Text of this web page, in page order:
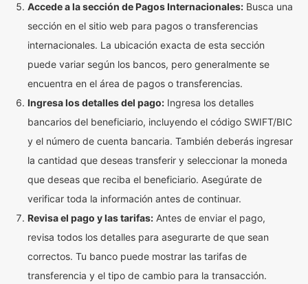
Accede a la sección de Pagos Internacionales: Busca una
sección en el sitio web para pagos o transferencias
internacionales. La ubicación exacta de esta sección
puede variar según los bancos, pero generalmente se
encuentra en el área de pagos o transferencias.
Ingresa los detalles del pago: Ingresa los detalles
bancarios del beneficiario, incluyendo el código SWIFT/BIC
y el número de cuenta bancaria. También deberás ingresar
la cantidad que deseas transferir y seleccionar la moneda
que deseas que reciba el beneficiario. Asegúrate de
verificar toda la información antes de continuar.
Revisa el pago y las tarifas: Antes de enviar el pago,
revisa todos los detalles para asegurarte de que sean
correctos. Tu banco puede mostrar las tarifas de
transferencia y el tipo de cambio para la transacción.